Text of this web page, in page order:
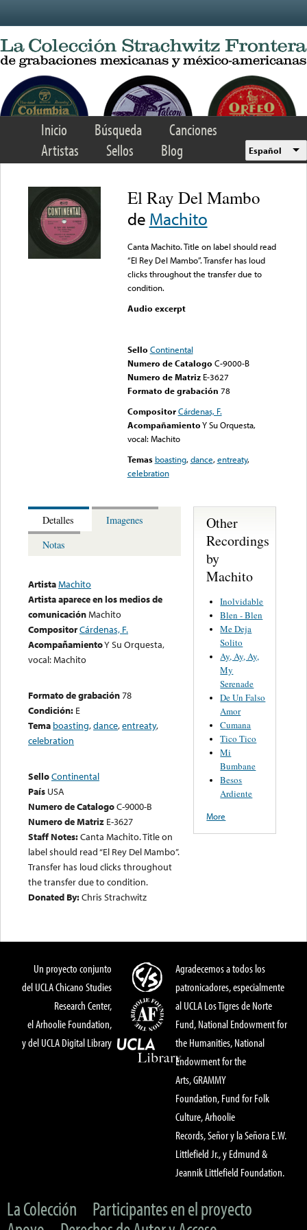
Inicio Búsqueda
Canciones
Artistas
Sellos Blog Español
El Ray Del Mambo
de Machito
Canta Machito. Title on label should read
“El Rey Del Mambo”. Transfer has loud
clicks throughout the transfer due to
condition.
Audio excerpt
Sello Continental
Numero de Catalogo C-9000-B
Numero de Matriz E-3627
Formato de grabación 78
Compositor Cárdenas, F.
AcompañamientoY Su Orquesta,
vocal: Machito
Temas boasting,dance,entreaty,
celebration
Detalles
Imagenes
Notas
ArtistaMachito
Artista aparece en los medios de
comunicaciónMachito
CompositorCárdenas, F.
AcompañamientoY Su Orquesta,
vocal: Machito
Formato de grabación78
Condición: E
Tema boasting,dance,entreaty,
celebration
SelloContinental
País USA
Numero de CatalogoC-9000-B
Numero de Matriz E-3627
Staff Notes:Canta Machito. Title on
label should read “El Rey Del Mambo”.
Transfer has loud clicks throughout
the transfer due to condition.
Donated By:Chris Strachwitz
Other
Recordings
by
Machito
Inolvidable
Blen - Blen
Me Deja
Solito
Ay, Ay, Ay,
My
Serenade
De Un Falso
Amor
Cumana
Tico Tico
Mi
Bumbane
Besos
Ardiente
More
Un proyecto conjunto
del UCLA Chicano Studies
Research Center,
el Arhoolie Foundation,
y del UCLA Digital Library
Agradecemos a todos los
patronicadores, especialmente
al UCLA Los Tigres de Norte
Fund, National Endowment for
the Humanities, National
Endowment for the
Arts, GRAMMY
Foundation, Fund for Folk
Culture, Arhoolie
Records, Señor y la Señora E.W.
Littlefield Jr., y Edmund &
Jeannik Littlefield Foundation.
La Colección
Participantes en el proyecto